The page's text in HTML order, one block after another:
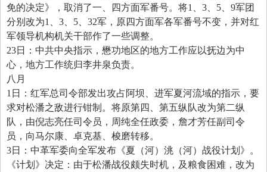
免的决定》
， 取消了一、四方面军番号。将1 3 5 9军团
分别改为1 3 5 32军 ， 原四方面军各军番号不变 ， 并对红
军领导机构机关干部作了一些调整。
23日 ： 中共中央指示 ， 懋功地区的地方工作应以抚边为中
心 ， 地方工作统归李井泉负责。
八月
1 日 ： 红军总司令部发出攻占阿坝、进军夏河流域的指示 ， 要
求对松潘之敌进行钳制。将原第四、第五纵队改为第二纵
队 ， 由倪志亮任司令员 ， 周纯全任政委 ， 詹才芳任副司令
员 ， 向马尔康、卓克基、梭磨转移。
3日 ： 中革军委向全军发布《夏 （河） 洮 （河） 战役计划》。
《计划》决定 ： 由于松潘战役颇失时机 ， 及粮食困难 ， 改为